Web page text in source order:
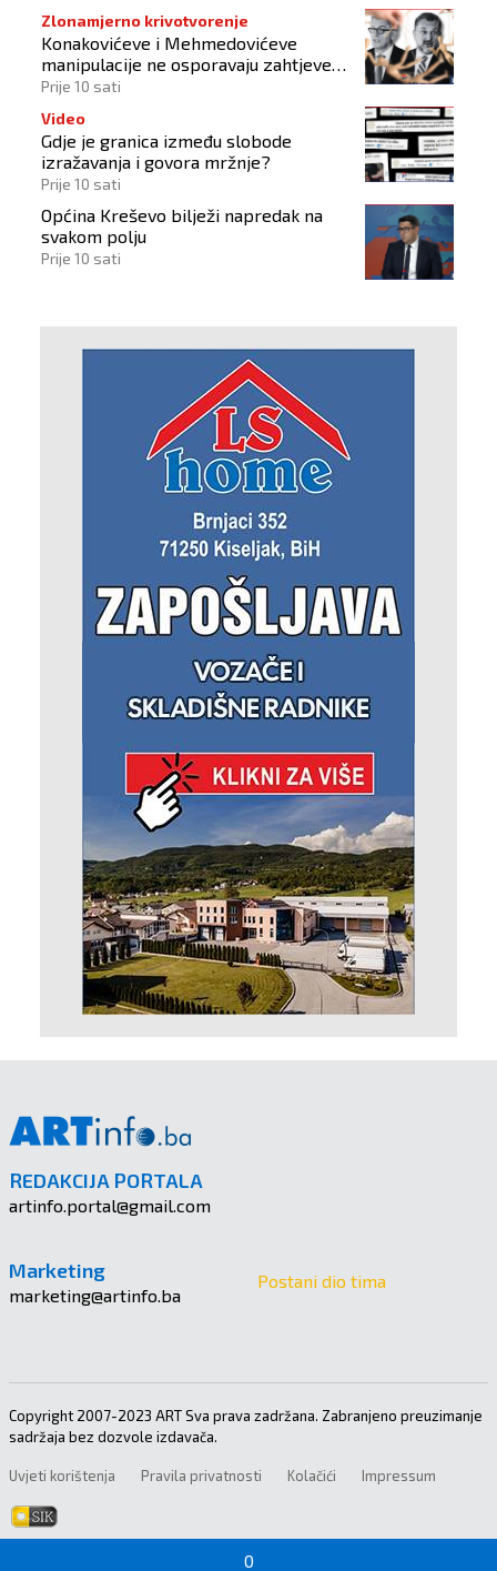
0
Zlonamjerno krivotvorenje
Konakovićeve i Mehmedovićeve
manipulacije ne osporavaju zahtjeve
Hrvata
Prije 10 sati
Video
Gdje je granica između slobode
izražavanja i govora mržnje?
Prije 10 sati
Općina Kreševo bilježi napredak na
svakom polju
Prije 10 sati
REDAKCIJA PORTALA
artinfo.portal@gmail.com
Marketing
marketing@artinfo.ba
Postani dio tima
Copyright 2007-2023 ART Sva prava zadržana. Zabranjeno preuzimanje
sadržaja bez dozvole izdavača.
Uvjeti korištenja Pravila privatnosti Kolačići Impressum